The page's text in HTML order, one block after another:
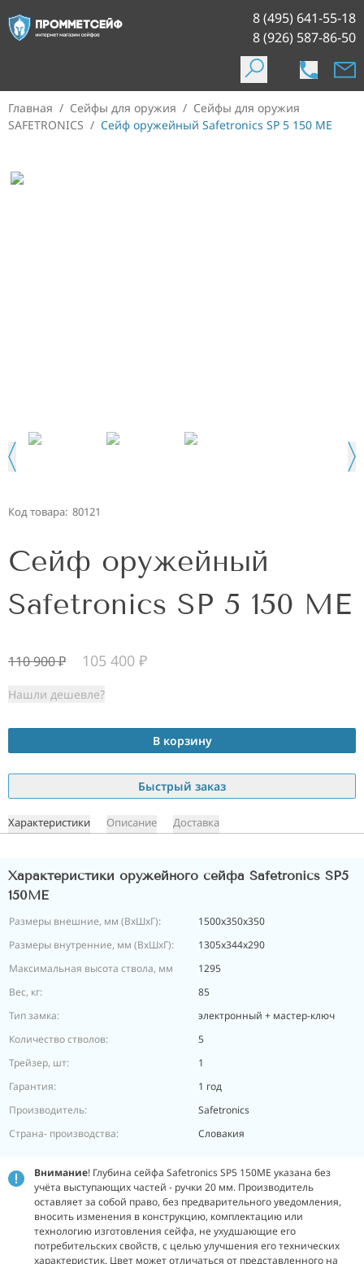
8 (495) 641-55-18
8 (926) 587-86-50
Главная / Сейфы для оружия / Сейфы для оружия
SAFETRONICS / Сейф оружейный Safetronics SP 5 150 ME
Код товара: 80121
Сейф оружейный
Safetronics SP 5 150 ME
110 900₽ 105 400 ₽
Нашли дешевле?
В корзину
Быстрый заказ
Характеристики Описание Доставка
Характеристики оружейного сейфа Safetronics SP5
150ME
Размеры внешние, мм (ВхШхГ):
1500x350x350
Размеры внутренние, мм (ВхШхГ):
1305x344x290
Максимальная высота ствола, мм
1295
Вес, кг:
85
Тип замка:
электронный + мастер-ключ
Количество стволов:
5
Трейзер, шт:
1
Гарантия:
1 год
Производитель:
Safetronics
Страна- производства:
Словакия
Внимание! Глубина сейфа Safetronics SP5 150ME указана без
учёта выступающих частей - ручки 20 мм. Производитель
оставляет за собой право, без предварительного уведомления,
вносить изменения в конструкцию, комплектацию или
технологию изготовления сейфа, не ухудшающие его
потребительских свойств, с целью улучшения его технических
характеристик. Цвет может отличаться от представленного на